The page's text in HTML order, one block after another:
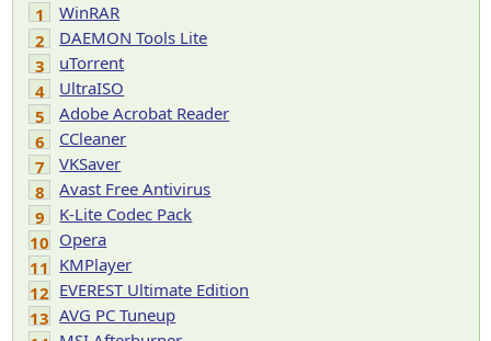
1
WinRAR
2
DAEMON Tools Lite
3
uTorrent
4
UltraISO
5
Adobe Acrobat Reader
6
CCleaner
7
VKSaver
8
Avast Free Antivirus
9
K-Lite Codec Pack
10 Opera
11 KMPlayer
12 EVEREST Ultimate Edition
13 AVG PC Tuneup